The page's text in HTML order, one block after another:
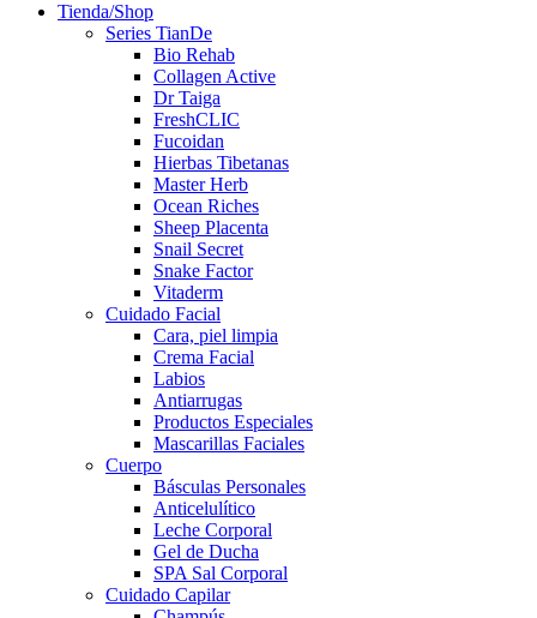
Tienda/Shop
Series TianDe
Bio Rehab
Collagen Active
Dr Taiga
FreshCLIC
Fucoidan
Hierbas Tibetanas
Master Herb
Ocean Riches
Sheep Placenta
Snail Secret
Snake Factor
Vitaderm
Cuidado Facial
Cara, piel limpia
Crema Facial
Labios
Antiarrugas
Productos Especiales
Mascarillas Faciales
Cuerpo
Básculas Personales
Anticelulítico
Leche Corporal
Gel de Ducha
SPA Sal Corporal
Cuidado Capilar